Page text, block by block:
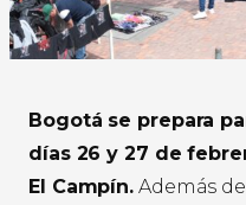
Bogotá se prepara
días 26 y 27 de
El Campín. Además